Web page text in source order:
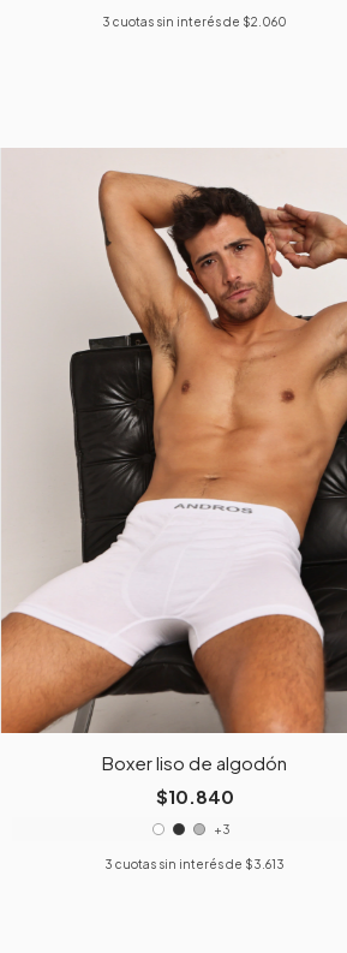
3 cuotas sin interés de $2.060
Boxer liso de algodón
$10.840
+3
3 cuotas sin interés de $3.613